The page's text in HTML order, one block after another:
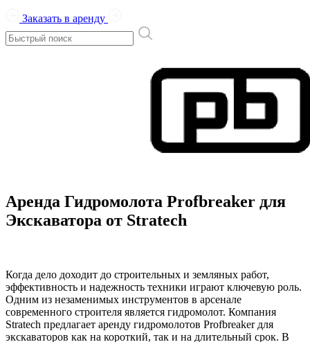
Заказать в аренду
Аренда Гидромолота Profbreaker для
Экскаватора от Stratech
Когда дело доходит до строительных и земляных работ,
эффективность и надежность техники играют ключевую роль.
Одним из незаменимых инструментов в арсенале
современного строителя является гидромолот. Компания
Stratech предлагает аренду гидромолотов Profbreaker для
экскаваторов как на короткий, так и на длительный срок. В